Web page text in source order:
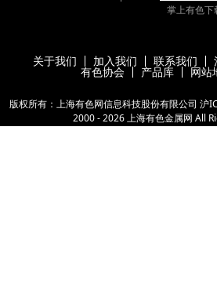
掌上有色下
关于我们 加入我们 联系我们
有色协会 产品库 网站
版权所有：上海有色网信息科技股份有限公司 沪
2000 -2026上海有色金属网 All